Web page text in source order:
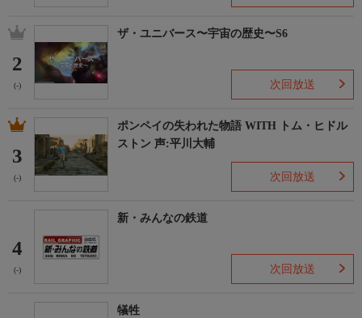
2
(-)
ザ・ユニバース〜宇宙の歴史〜S6
次回放送
3
(-)
ポンペイの失われた物語 WITH トム・ヒドル
ストン 声:平川大輔
次回放送
4
(-)
新・みんなの鉄道
次回放送
犠牲